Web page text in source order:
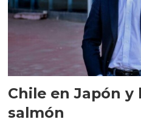
Chile en Japón y
salmón